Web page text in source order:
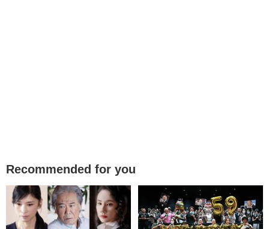
Recommended for you